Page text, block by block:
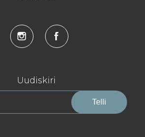
Uudiskiri